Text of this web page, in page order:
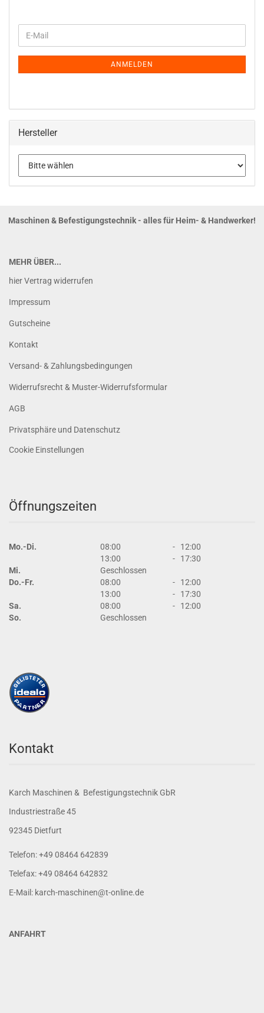
ZUR
E-
Mail
ANMELDEN
Hersteller
Maschinen & Befestigungstechnik - alles für Heim- & Handwerker!
MEHR ÜBER...
hier Vertrag widerrufen
Impressum
Gutscheine
Kontakt
Versand- & Zahlungsbedingungen
Widerrufsrecht & Muster-Widerrufsformular
AGB
Privatsphäre und Datenschutz
Cookie Einstellungen
Öffnungszeiten
Mo.-Di. 08:00 -
12:00
13:00
-
17:30
Mi.
Geschlossen
Do.-Fr.
08:00 -
12:00
13:00
-
17:30
Sa.
08:00 -
12:00
So.
Geschlossen
Kontakt
Karch Maschinen & Befestigungstechnik GbR
Industriestraße 45
92345 Dietfurt
Telefon: +49 08464 642839
Telefax: +49 08464 642832
E-Mail: karch-maschinen@t-online.de
ANFAHRT